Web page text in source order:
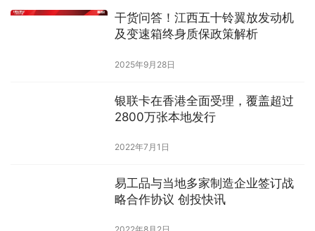
干货问答！江西五十铃翼放发动机
及变速箱终身质保政策解析
2025年9月28日
银联卡在香港全面受理，覆盖超过
2800万张本地发行
2022年7月1日
易工品与当地多家制造企业签订战
略合作协议 创投快讯